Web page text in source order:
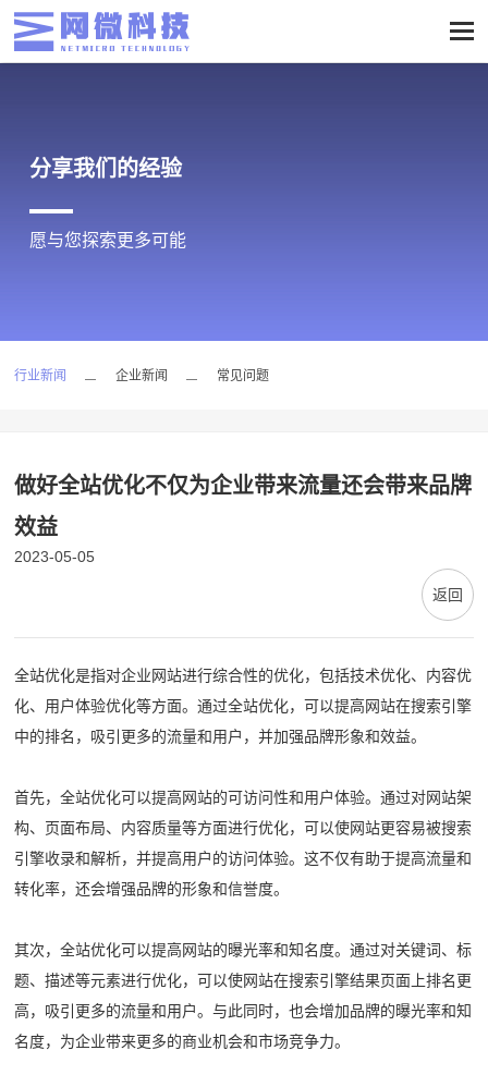
分享我们的经验
愿与您探索更多可能
行业新闻 企业新闻 常见问题
做好全站优化不仅为企业带来流量还会带来品牌
效益
2023-05-05
返回
全站优化是指对企业网站进行综合性的优化，包括技术优化、内容优
化、用户体验优化等方面。通过全站优化，可以提高网站在搜索引擎
中的排名，吸引更多的流量和用户，并加强品牌形象和效益。
首先，全站优化可以提高网站的可访问性和用户体验。通过对网站架
构、页面布局、内容质量等方面进行优化，可以使网站更容易被搜索
引擎收录和解析，并提高用户的访问体验。这不仅有助于提高流量和
转化率，还会增强品牌的形象和信誉度。
其次，全站优化可以提高网站的曝光率和知名度。通过对关键词、标
题、描述等元素进行优化，可以使网站在搜索引擎结果页面上排名更
高，吸引更多的流量和用户。与此同时，也会增加品牌的曝光率和知
名度，为企业带来更多的商业机会和市场竞争力。